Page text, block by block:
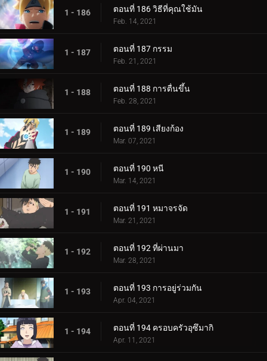
1 - 186 ตอนที่ 186 วิธีที่คุณใช้มัน
Feb. 14, 2021
1 - 187 ตอนที่ 187 กรรม
Feb. 21, 2021
1 - 188 ตอนที่ 188 การตื่นขึ้น
Feb. 28, 2021
1 - 189 ตอนที่ 189 เสียงก้อง
Mar. 07, 2021
1 - 190 ตอนที่ 190 หนี
Mar. 14, 2021
1 - 191 ตอนที่ 191 หมาจรจัด
Mar. 21, 2021
1 - 192 ตอนที่ 192 ที่ผ่านมา
Mar. 28, 2021
1 - 193 ตอนที่ 193 การอยู่ร่วมกัน
Apr. 04, 2021
1 - 194 ตอนที่ 194 ครอบครัวอุซึมากิ
Apr. 11, 2021